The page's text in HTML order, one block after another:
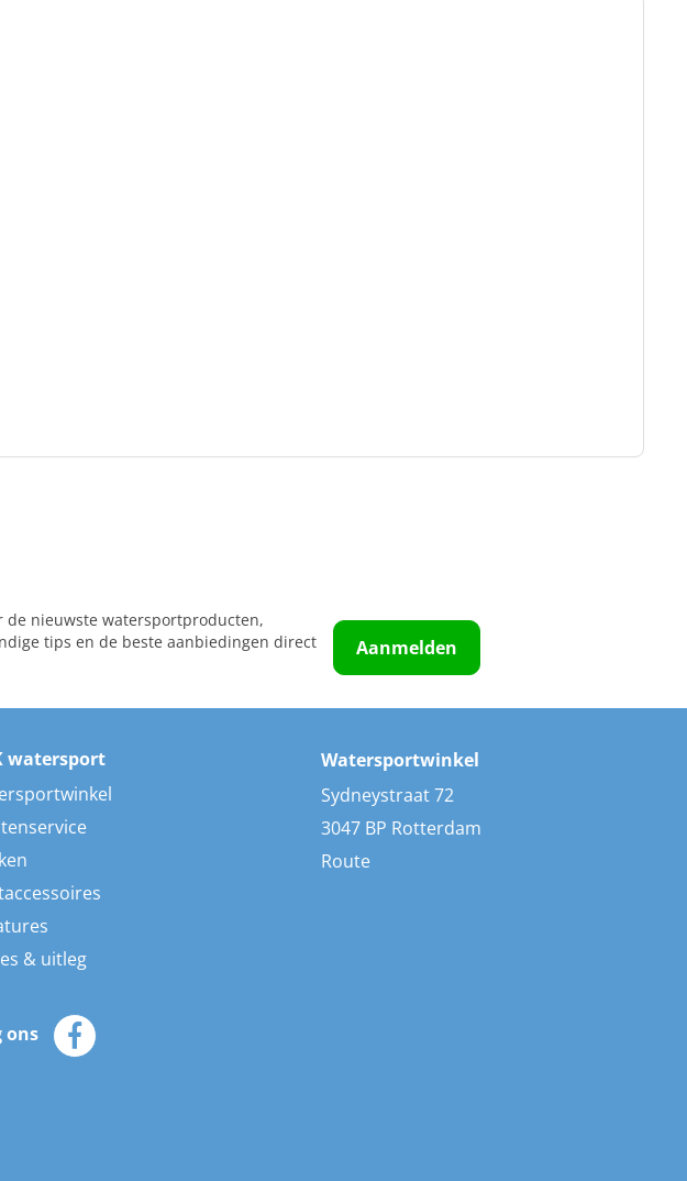
de nieuwste watersportproducten,
tips en de beste aanbiedingen direct
Aanmelden
watersport
& uitleg
ons
Watersportwinkel
Sydneystraat 72
3047 BP Rotterdam
Route